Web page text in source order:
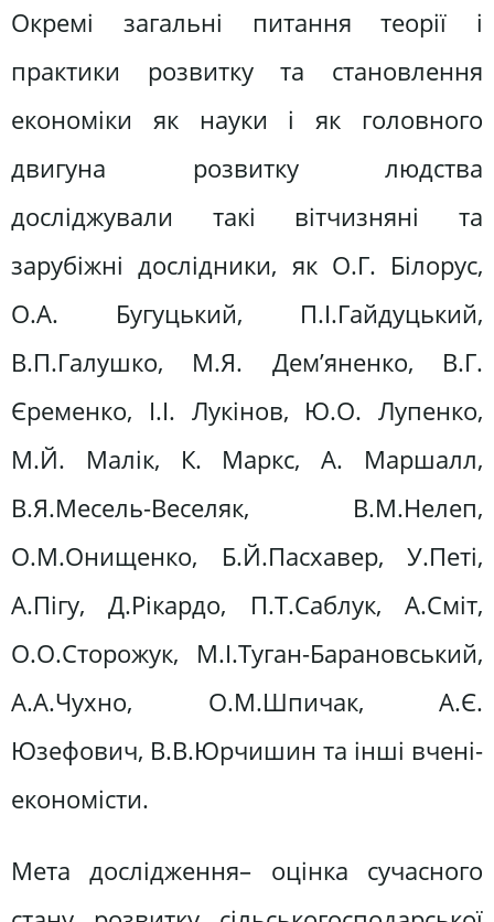
Окремі загальні питання теорії і
практики розвитку та становлення
економіки як науки і як головного
двигуна розвитку людства
досліджували такі вітчизняні та
зарубіжні дослідники, як О.Г. Білорус,
О.А. Бугуцький, П.І.Гайдуцький,
В.П.Галушко, М.Я. Дем’яненко, В.Г.
Єременко, І.І. Лукінов, Ю.О. Лупенко,
М.Й. Малік, К. Маркс, А. Маршалл,
В.Я.Месель-Веселяк, В.М.Нелеп,
О.М.Онищенко, Б.Й.Пасхавер, У.Петі,
А.Пігу, Д.Рікардо, П.Т.Саблук, А.Сміт,
О.О.Сторожук, М.І.Туган-Барановський,
А.А.Чухно, О.М.Шпичак, А.Є.
Юзефович, В.В.Юрчишин та інші вчені-
економісти.
Мета дослідження– оцінка сучасного